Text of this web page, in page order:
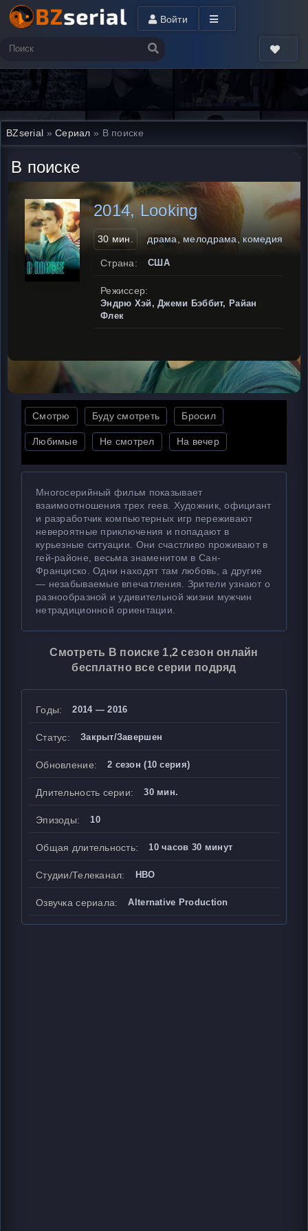
Войти
BZserial »Сериал » В поиске
В поиске
2014, Looking
30 мин. драма, мелодрама, комедия
Страна: США
Режиссер:
Эндрю Хэй, Джеми Бэббит, Райан
Флек
Смотрю Буду смотреть Бросил
Любимые Не смотрел На вечер
Многосерийный фильм показывает
взаимоотношения трех геев. Художник, официант
и разработчик компьютерных игр переживают
невероятные приключения и попадают в
курьезные ситуации. Они счастливо проживают в
гей-районе, весьма знаменитом в Сан-
Франциско. Одни находят там любовь, а другие
— незабываемые впечатления. Зрители узнают о
разнообразной и удивительной жизни мужчин
нетрадиционной ориентации.
Смотреть В поиске 1,2 сезон онлайн
бесплатно все серии подряд
Годы: 2014 — 2016
Статус: Закрыт/Завершен
Обновление: 2 сезон (10 серия)
Длительность серии: 30 мин.
Эпизоды: 10
Общая длительность: 10 часов 30 минут
Студии/Телеканал: HBO
Озвучка сериала: Alternative Production